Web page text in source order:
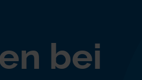
bei